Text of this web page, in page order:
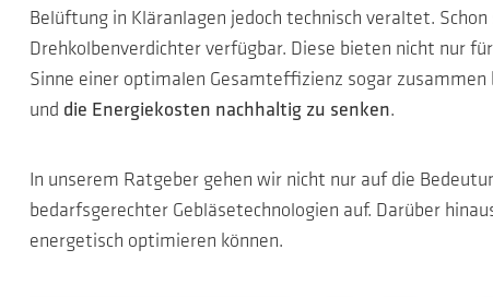
Belüftung in Kläranlagen jedoch technisch veraltet.
Drehkolbenverdichter verfügbar. Diese bieten nicht nur
Sinne einer optimalen Gesamteffizienz sogar
und die Energiekosten nachhaltig zu senken.
In unserem Ratgeber gehen wir nicht nur auf die
bedarfsgerechter Gebläsetechnologien auf. Darüber
energetisch optimieren können.